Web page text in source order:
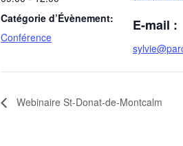
Catégorie d’Évènement:
Conférence
E-mail :
Webinaire St-Donat-de-Montcalm